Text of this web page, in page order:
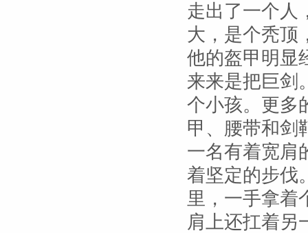
走出了一个人
大，是个秃顶
他的盔甲明显
来来是把巨剑
个小孩。更多
甲、腰带和剑
一名有着宽肩
着坚定的步伐
里，一手拿着
肩上还扛着另